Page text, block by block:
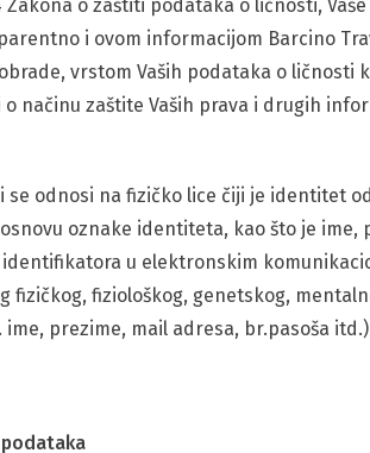
o zaštiti podataka o ličnosti,
i ovom informacijom Barcino
vrstom Vaših podataka o ličnosti
načinu zaštite Vaših prava i drugih
odnosi na fizičko lice čiji je identitet
oznake identiteta, kao što je ime,
u elektronskim
fizičkog, fiziološkog, genetskog,
prezime, mail adresa, br.pasoša itd.)